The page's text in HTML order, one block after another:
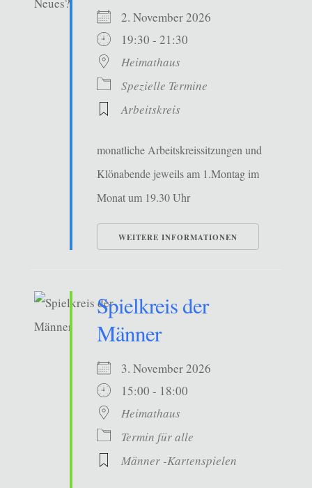
2. November 2026
19:30 - 21:30
Heimathaus
Spezielle Termine
Arbeitskreis
monatliche Arbeitskreissitzungen und
Klönabende jeweils am 1.Montag im
Monat um 19.30 Uhr
WEITERE INFORMATIONEN
Spielkreis der
Männer
3. November 2026
15:00 - 18:00
Heimathaus
Termin für alle
Männer -Kartenspielen